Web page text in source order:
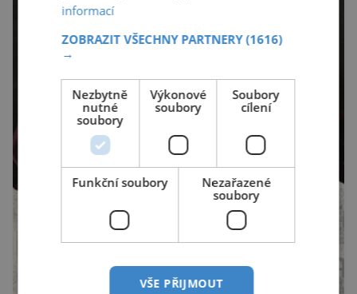
informací
ZOBRAZIT VŠECHNY PARTNERY(1616)
→
Nezbytně
nutné
soubory
Výkonové
soubory
Soubory
cílení
Funkční soubory
Nezařazené
soubory
VŠE PŘIJMOUT